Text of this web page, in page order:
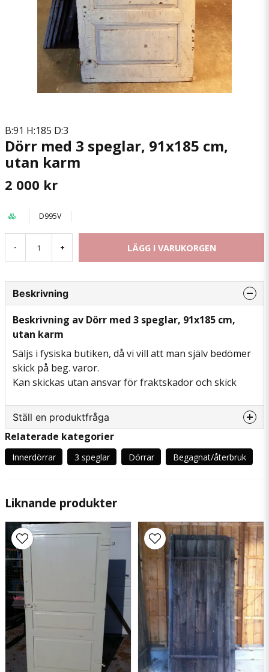
B:91 H:185 D:3
Dörr med 3 speglar, 91x185 cm,
utan karm
2 000 kr
D995V
- + LÄGG I VARUKORGEN
Beskrivning
Beskrivning av Dörr med 3 speglar, 91x185 cm,
utan karm
Säljs i fysiska butiken, då vi vill att man själv bedömer
skick på beg. varor.
Kan skickas utan ansvar för fraktskador och skick
Ställ en produktfråga
Fråga oss något om denna produkten...
name
email
Mejladress
Ja, ni får publicera min fråga
Relaterade kategorier
Innerdörrar 3 speglar Dörrar Begagnat/återbruk
Liknande produkter